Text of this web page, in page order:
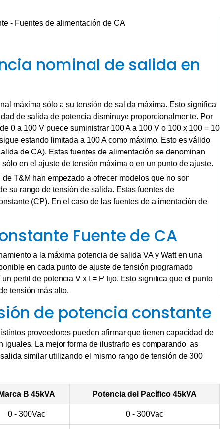
nominal de salida en
máxima sólo a su tensión de salida máxima. Esto significa
de salida de potencia disminuye proporcionalmente. Por
0 a 100 V puede suministrar 100 A a 100 V o 100 x 100 = 10
estando limitada a 100 A como máximo. Esto es válido
de CA). Estas fuentes de alimentación se denominan
en el ajuste de tensión máxima o en un punto de ajuste.
T&M han empezado a ofrecer modelos que no son
su rango de tensión de salida. Estas fuentes de
(CP). En el caso de las fuentes de alimentación de
Fuente de CA
a la máxima potencia de salida VA y Watt en una
en cada punto de ajuste de tensión programado
perfil de potencia V x I = P fijo. Esto significa que el punto
tensión más alto.
de potencia constante
proveedores pueden afirmar que tienen capacidad de
La mejor forma de ilustrarlo es comparando las
similar utilizando el mismo rango de tensión de 300
Marca B 45kVA Potencia del Pacífico 45kVA
0 - 300Vac 0 - 300Vac